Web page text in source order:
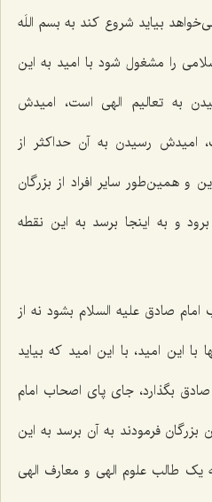
بیاید شروع کند به بسم اللَه
را مشغول شود با امید به این
به تعالیم الهی است، امیدش
امیدش رسیدن به آن حداکثر از
و همین‌طور سایر افراد از بزرگان
و به اینجا برسد به این نقطه
امام صادق علیه السلام بشود نه از
این امید، با این امید که بیاید
بگذارد، جای پای اصحاب امام
بزرگان فرمودند به آن برسد به این
طالب علوم الهی و معارف الهی